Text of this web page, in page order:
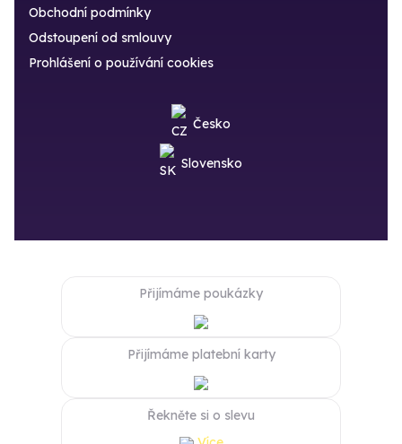
Obchodní podmínky
Odstoupení od smlouvy
Prohlášení o používání cookies
Česko
Slovensko
Přijímáme poukázky
Přijímáme platební karty
Řekněte si o slevu